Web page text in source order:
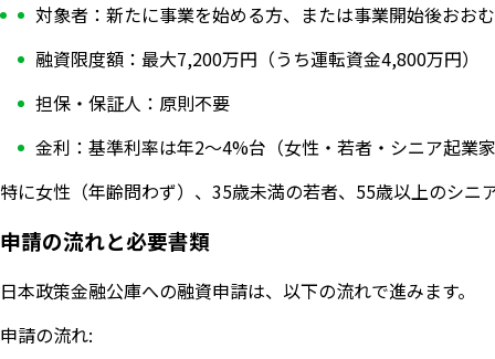
対象者：新たに事業を始める方、または事業開始後おお
融資限度額：最大7,200万円（うち運転資金4,800万円）
担保・保証人：原則不要
金利：基準利率は年2〜4%台（女性・若者・シニア起業
特に女性（年齢問わず）、35歳未満の若者、55歳以上のシ
申請の流れと必要書類
日本政策金融公庫への融資申請は、以下の流れで進みます。
申請の流れ: